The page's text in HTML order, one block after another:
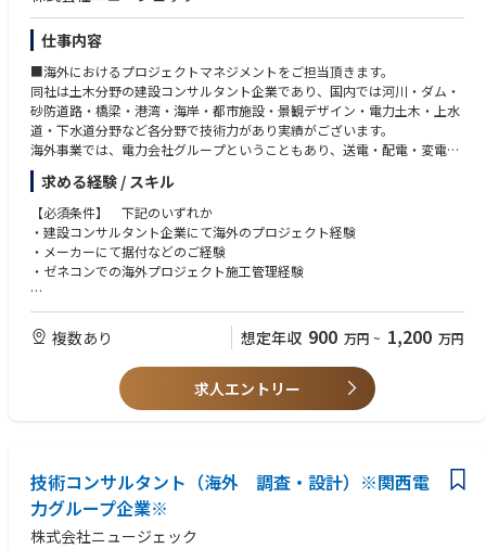
仕事内容
■海外におけるプロジェクトマネジメントをご担当頂きます。
同社は土木分野の建設コンサルタント企業であり、国内では河川・ダム・
砂防道路・橋梁・港湾・海岸・都市施設・景観デザイン・電力土木・上水
道・下水道分野など各分野で技術力があり実績がございます。
海外事業では、電力会社グループということもあり、送電・配電・変電が
中心となっております。
上下水道分野の強化として、上下水道・電気・プラントのプロジェクトを
お任せ致します。
土木分野として、河川・ダム・電力土木・地質・上水道・下水道分野など
から考えております。
電気・機械分野として、送変電・配電・水力発電・再生可能エネルギー・
※海外へは出張ベースがメインですが、プロジェクトによっては駐在の可
能性もございます。
求める経験 / スキル
【必須条件】 下記のいずれか
・建設コンサルタント企業にて海外のプロジェクト経験
・メーカーにて据付などのご経験
・ゼネコンでの海外プロジェクト施工管理経験
【歓迎条件】
・各分野における技術士等の有資格者
・JICA事業・借款事業関連の技術業務経験者
・ビジネス対応可能な英語力
複数あり 想定年収 900 万円 ~ 1,200 万円
求人エントリー
技術コンサルタント（海外 調査・設計）※関西電
力グループ企業※
株式会社ニュージェック